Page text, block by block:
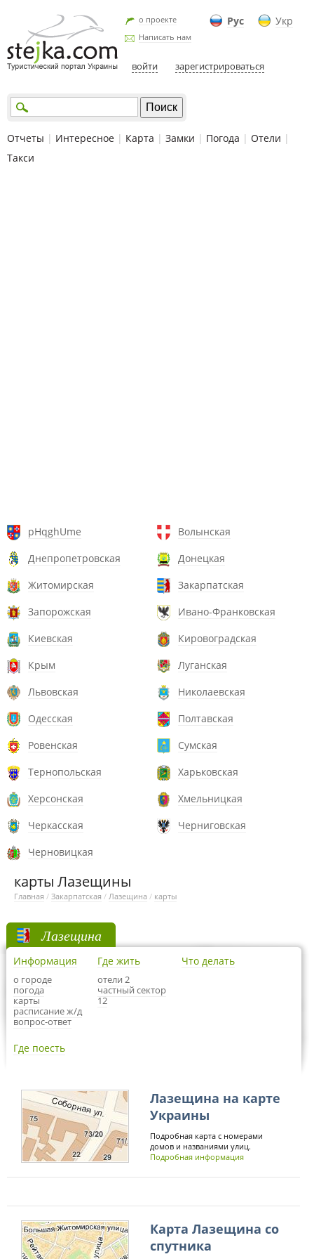
Рус Укр
о проекте
Написать нам
войти зарегистрироваться
Отчеты | Интересное | Карта | Замки | Погода | Отели |
Такси
pHqghUme
Волынская
Днепропетровская
Донецкая
Житомирская
Закарпатская
Запорожская
Ивано-Франковская
Киевская
Кировоградская
Крым
Луганская
Львовская
Николаевская
Одесская
Полтавская
Ровенская
Сумская
Тернопольская
Харьковская
Херсонская
Хмельницкая
Черкасская
Черниговская
Черновицкая
карты Лазещины
Главная / Закарпатская / Лазещина / карты
Лазещина
Информация
о городе
погода
карты
расписание ж/д
вопрос-ответ
Где жить
отели 2
частный сектор
12
Что делать
Где поесть
Лазещина на карте
Украины
Подробная карта с номерами
домов и названиями улиц.
Подробная информация
Карта Лазещина со
спутника